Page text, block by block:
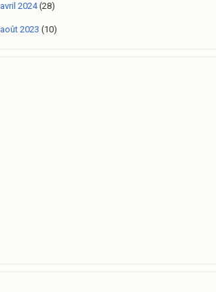
avril 2024(28)
août 2023 (10)